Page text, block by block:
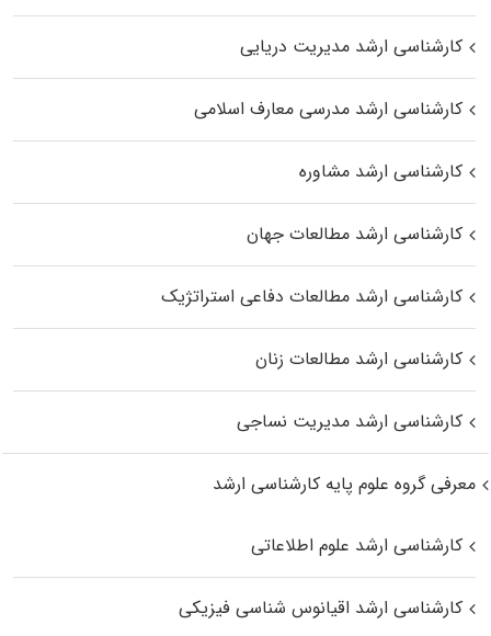
کارشناسی ارشد مدیریت دریایی
کارشناسی ارشد مدرسی معارف اسلامی
کارشناسی ارشد مشاوره
کارشناسی ارشد مطالعات جهان
کارشناسی ارشد مطالعات دفاعی استراتژیک
کارشناسی ارشد مطالعات زنان
کارشناسی ارشد مدیریت نساجی
معرفی گروه علوم پایه کارشناسی ارشد
کارشناسی ارشد علوم اطلاعاتی
کارشناسی ارشد اقیانوس‌ شناسی فیزیکی